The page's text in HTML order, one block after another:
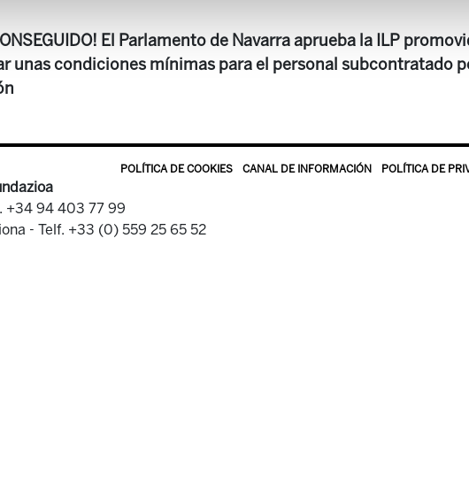
El Parlamento de Navarra aprueba la ILP
unas condiciones mínimas para el personal subcontratado
POLÍTICA DE COOKIES CANAL DE INFORMACIÓN POLÍTICA DE
+34 94 403 77 99
- Telf. +33 (0) 559 25 65 52